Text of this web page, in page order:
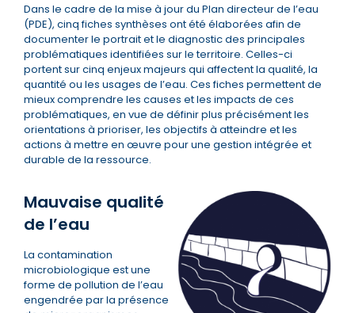
Dans le cadre de la mise à jour du Plan directeur de l’eau
(PDE), cinq fiches synthèses ont été élaborées afin de
documenter le portrait et le diagnostic des principales
problématiques identifiées sur le territoire. Celles-ci
portent sur cinq enjeux majeurs qui affectent la qualité, la
quantité ou les usages de l’eau. Ces fiches permettent de
mieux comprendre les causes et les impacts de ces
problématiques, en vue de définir plus précisément les
orientations à prioriser, les objectifs à atteindre et les
actions à mettre en œuvre pour une gestion intégrée et
durable de la ressource.
Mauvaise qualité
de l’eau
La contamination
microbiologique est une
forme de pollution de l’eau
engendrée par la présence